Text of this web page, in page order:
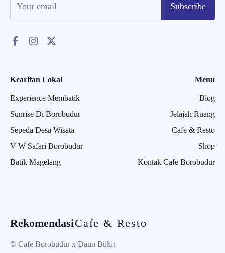
Subscribe
Kearifan Lokal
Experience Membatik
Sunrise Di Borobudur
Sepeda Desa Wisata
V W Safari Borobudur
Batik Magelang
Menu
Blog
Jelajah Ruang
Cafe & Resto
Shop
Kontak Cafe Borobudur
RekomendasiCafe & Resto
© Cafe Borobudur x Daun Bukit